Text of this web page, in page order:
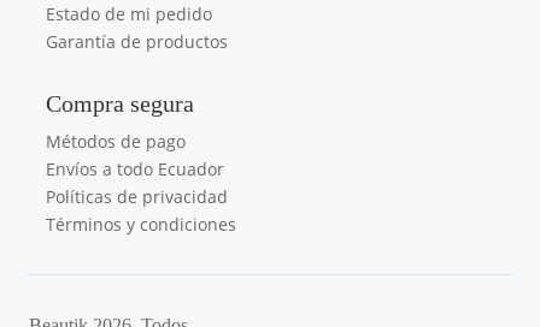
Estado de mi pedido
Garantía de productos
Compra segura
Métodos de pago
Envíos a todo Ecuador
Políticas de privacidad
Términos y condiciones